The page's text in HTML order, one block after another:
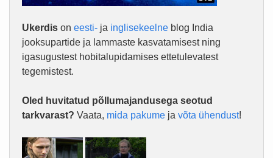
Ukerdis on eesti- ja inglisekeelne blog India
jooksupartide ja lammaste kasvatamisest ning
igasugustest hobitalupidamises ettetulevatest
tegemistest.
Oled huvitatud põllumajandusega seotud
tarkvarast? Vaata, mida pakume ja võta ühendust!